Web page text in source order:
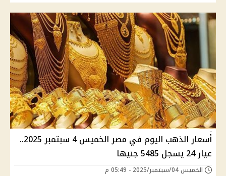
أسعار الذهب اليوم في مصر الخميس 4 سبتمبر 2025..
عيار 24 يسجل 5485 جنيها
الخميس 04/سبتمبر/2025 - 05:49 م